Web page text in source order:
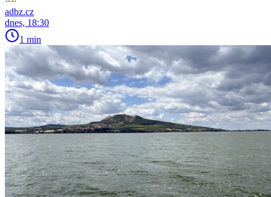
adbz.cz
dnes, 18:30
1 min